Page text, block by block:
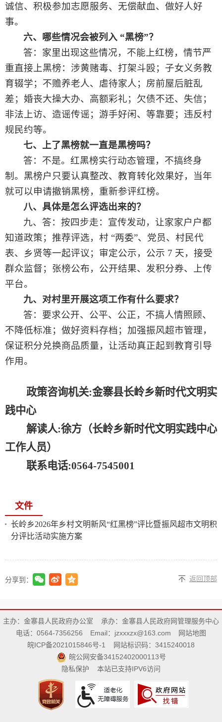
诚信、积极参加志愿服务、无偿献血、做好人好
事。
六、哪些情况会被列入 “黑榜”？
答：家里出现这些情况，不能上红榜，情节严
重直接上黑榜：涉黄赌毒、打架斗殴；子女义务教
育辍学；不赡养老人、虐待家人；房前屋后脏乱
差；婚丧大操大办、高额彩礼；欠债不还、失信；
非法上访、造谣传谣；游手好闲、等靠要；违反村
规民约等。
七、上了黑榜就一直是黑榜吗？
答：不是。红黑榜实行动态管理，不搞终身
制。黑榜户只要认真整改、教育转化效果好，当年
就可以申请撤销黑榜，重新参评红榜。
八、 具体是怎么评选出来的？
九、 答：按四步走：宣传发动，让家家户户都
知道政策；推荐评选，村 “两委”、党员、村民代
表、乡贤等一起评议；审定公示，公示 7 天，接受
群众监督；张榜公布，公开结果、发积分券、上传
平台。
九、对村里开展这项工作有什么要求？
答：要求公开、公平、公正，不搞人情照顾、
不降低标准；做好资料存档；加强振风超市管理，
保证积分兑换商品质量，让活动真正起到教育引导
作用。
政策咨询机关:金寨县长岭乡新时代文明实
践中心
解读人:徐方（长岭乡新时代文明实践中心
工作人员）
联系电话:0564-7545001
文件
长岭乡2026年乡村文明新风“红黑榜”评比暨振风超市文明积
分评比活动实施方案
分享到： 返回顶部
主办：金寨县人民政府办公室
承办：金寨县人民政府网管理服务中心
电话：0564-7356256
Email：jzxxxzx@163.com
网站地图
皖ICP备2021015846号-1
网站标识码：3415240018
皖公网安备34152402000113号
隐私保护
本站已支持IPV6访问